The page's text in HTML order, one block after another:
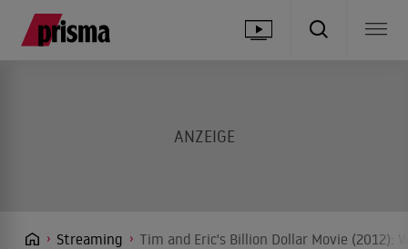
Streaming Tim and Eric's Billion Dollar Movie (2012):